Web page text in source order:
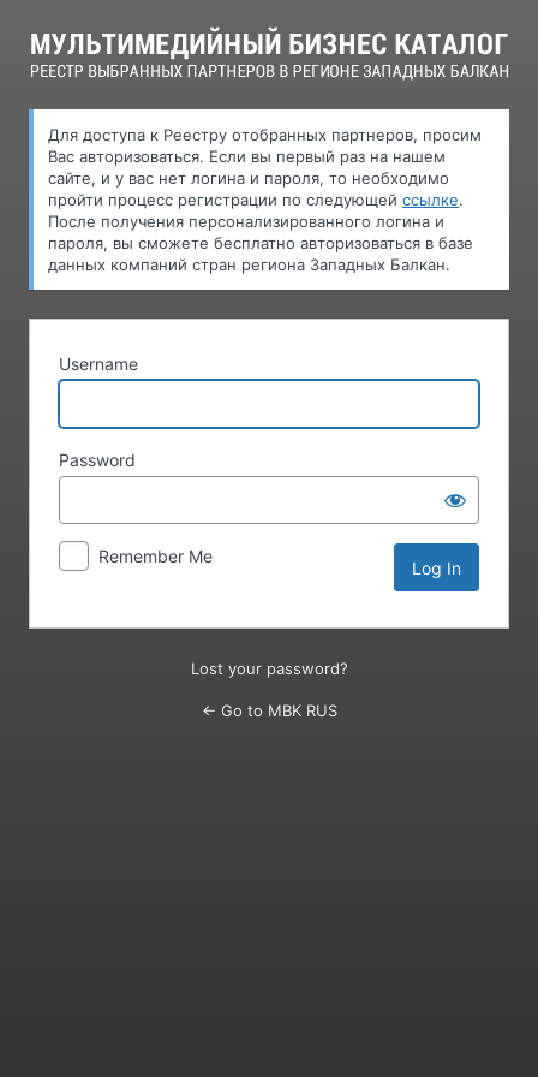
Для доступа к Pеестру oтобранных партнеров, просим
Вас авторизоваться. Если вы первый раз на нашем
сайте, и у вас нет логина и пароля, то необходимо
пройти процесс регистрации по следующей ссылке.
После получения персонализированного логина и
пароля, вы сможете бесплатно авторизоваться в базе
данных компаний стран региона Западных Балкан.
Username
Password
Remember Me
Lost your password?
← Go to MBK RUS